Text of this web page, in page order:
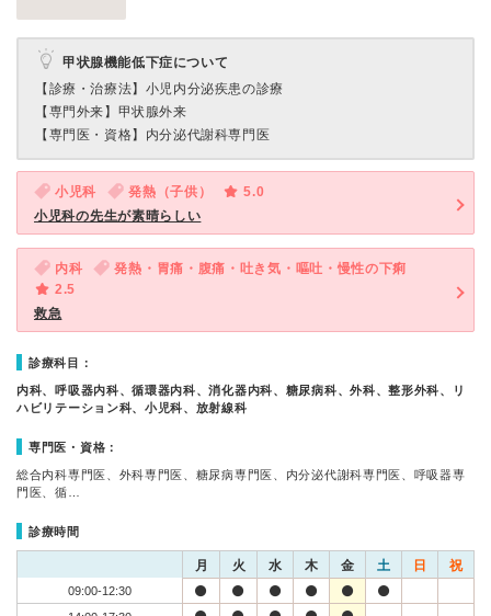
甲状腺機能低下症について
【診療・治療法】 小児内分泌疾患の診療
【専門外来】 甲状腺外来
【専門医・資格】 内分泌代謝科専門医
小児科 発熱（子供）
5.0
小児科の先生が素晴らしい
内科
発熱・胃痛・腹痛・吐き気・嘔吐・慢性の下痢
2.5
救急
診療科目：
内科、呼吸器内科、循環器内科、消化器内科、糖尿病科、外科、整形外科、リ
ハビリテーション科、小児科、放射線科
専門医・資格：
総合内科専門医、外科専門医、糖尿病専門医、内分泌代謝科専門医、呼吸器専
門医、循…
診療時間
月 火 水 木 金 土 日 祝
09:00-12:30